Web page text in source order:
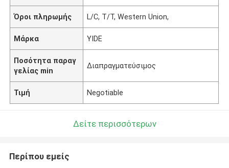
Όροι πληρωμής L/C, T/T, Western Union,
Μάρκα YIDE
Ποσότητα παραγ
γελίας min
Διαπραγματεύσιμος
Τιμή Negotiable
Δείτε περισσότερων
Περίπου εμείς